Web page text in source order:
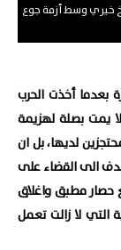
خيري وسط أزمة جوع
بعدما أخذت الحرب
خطيرًا لا يمت بصلة لهزيمة
لديها، بل ان
الى القضاء على
حصار مطبق واغلاق
التي لا زالت تعمل